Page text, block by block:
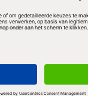
op het peil
20 procent.
meer de